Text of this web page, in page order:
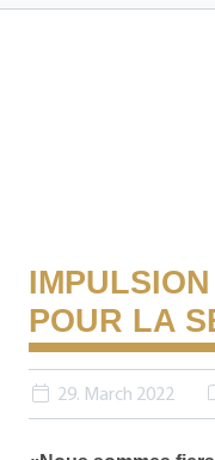
POUR LA
29. March 2022